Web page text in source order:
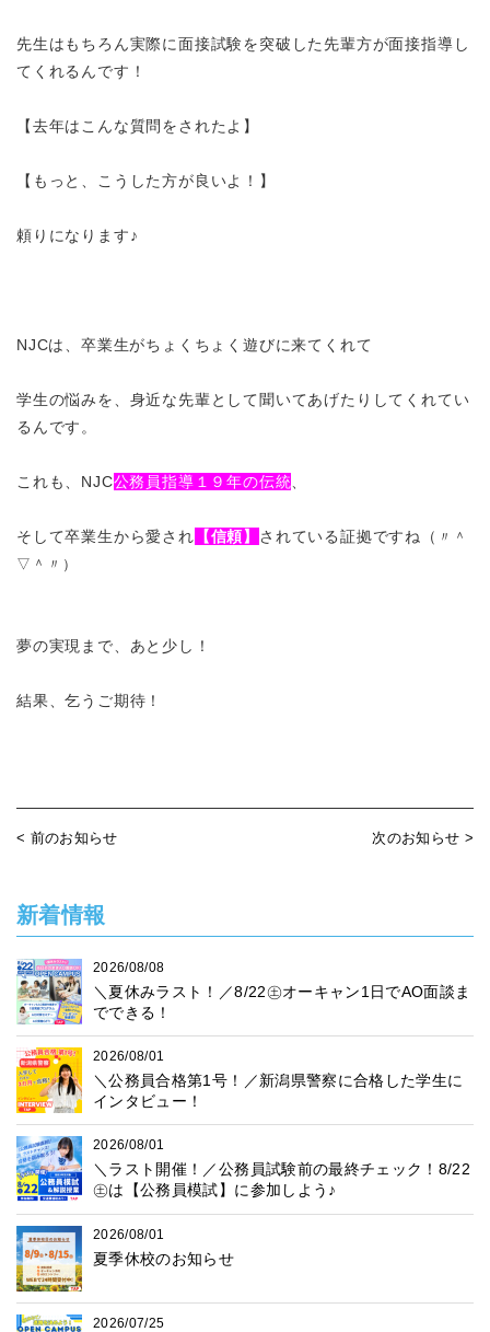
先生はもちろん実際に面接試験を突破した先輩方が面接指導し
てくれるんです！
【去年はこんな質問をされたよ】
【もっと、こうした方が良いよ！】
頼りになります♪
NJCは、卒業生がちょくちょく遊びに来てくれて
学生の悩みを、身近な先輩として聞いてあげたりしてくれてい
るんです。
これも、NJC公務員指導１９年の伝統
そして卒業生から愛され 【信頼】 されている証拠ですね（ 〃＾
▽＾〃）
夢の実現まで、あと少し！
結果、乞うご期待！
< 前のお知らせ 次のお知らせ >
新着情報
2026/08/08
＼夏休みラスト！／8/22㊏オーキャン1日でAO面談ま
でできる！
2026/08/01
＼公務員合格第1号！／新潟県警察に合格した学生に
インタビュー！
2026/08/01
＼ラスト開催！／公務員試験前の最終チェック！8/22
㊏は【公務員模試】に参加しよう♪
2026/08/01
夏季休校のお知らせ
2026/07/25